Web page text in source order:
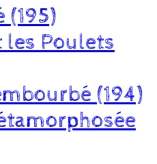
(195)
les Poulets
(194)